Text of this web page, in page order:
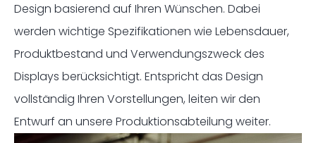
Design basierend auf Ihren Wünschen. Dabei
werden wichtige Spezifikationen wie Lebensdauer,
Produktbestand und Verwendungszweck des
Displays berücksichtigt. Entspricht das Design
vollständig Ihren Vorstellungen, leiten wir den
Entwurf an unsere Produktionsabteilung weiter.